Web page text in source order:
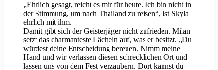
„Ehrlich gesagt, reicht es mir für heute. Ich bin nicht in
der Stimmung, um nach Thailand zu reisen“, ist Skyla
ehrlich mit ihm.
Damit gibt sich der Geisterjäger nicht zufrieden. Milan
setzt das charmanteste Lächeln auf, was er besitzt. „Du
würdest deine Entscheidung bereuen. Nimm meine
Hand und wir verlassen diesen schrecklichen Ort und
lassen uns von dem Fest verzaubern. Dort kannst du